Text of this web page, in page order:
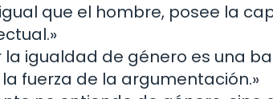
que el hombre, posee la
la igualdad de género es una
fuerza de la argumentación.»